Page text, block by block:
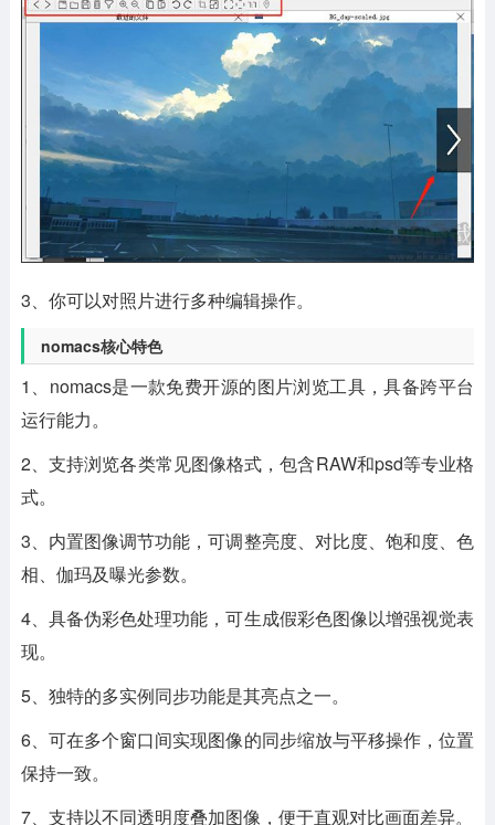
3、你可以对照片进行多种编辑操作。
nomacs核心特色
1、nomacs是一款免费开源的图片浏览工具，具备跨平台
运行能力。
2、支持浏览各类常见图像格式，包含RAW和psd等专业格
式。
3、内置图像调节功能，可调整亮度、对比度、饱和度、色
相、伽玛及曝光参数。
4、具备伪彩色处理功能，可生成假彩色图像以增强视觉表
现。
5、独特的多实例同步功能是其亮点之一。
6、可在多个窗口间实现图像的同步缩放与平移操作，位置
保持一致。
7、支持以不同透明度叠加图像，便于直观对比画面差异。